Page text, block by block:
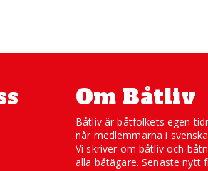
Om Båtliv
Båtliv är båtfolkets egen
når medlemmarna i
Vi skriver om båtliv och
alla båtägare. Senaste nytt